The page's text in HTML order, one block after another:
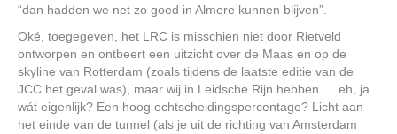
“dan hadden we net zo goed in Almere kunnen blijven”.
Oké, toegegeven, het LRC is misschien niet door Rietveld
ontworpen en ontbeert een uitzicht over de Maas en op de
skyline van Rotterdam (zoals tijdens de laatste editie van de
JCC het geval was), maar wij in Leidsche Rijn hebben…. eh, ja
wát eigenlijk? Een hoog echtscheidingspercentage? Licht aan
het einde van de tunnel (als je uit de richting van Amsterdam